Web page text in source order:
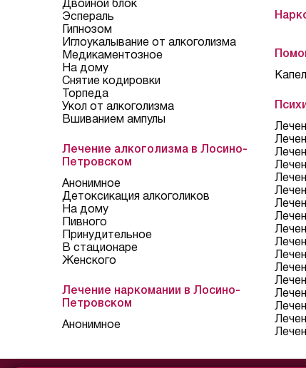
Двойной блок
Эспераль
Гипнозом
Иглоукалывание от алкоголизма
Медикаментозное
На дому
Снятие кодировки
Торпеда
Укол от алкоголизма
Вшиванием ампулы
Лечение алкоголизма в Лосино-
Петровском
Анонимное
Детоксикация алкоголиков
На дому
Пивного
Принудительное
В стационаре
Женского
Лечение наркомании в Лосино-
Петровском
Анонимное